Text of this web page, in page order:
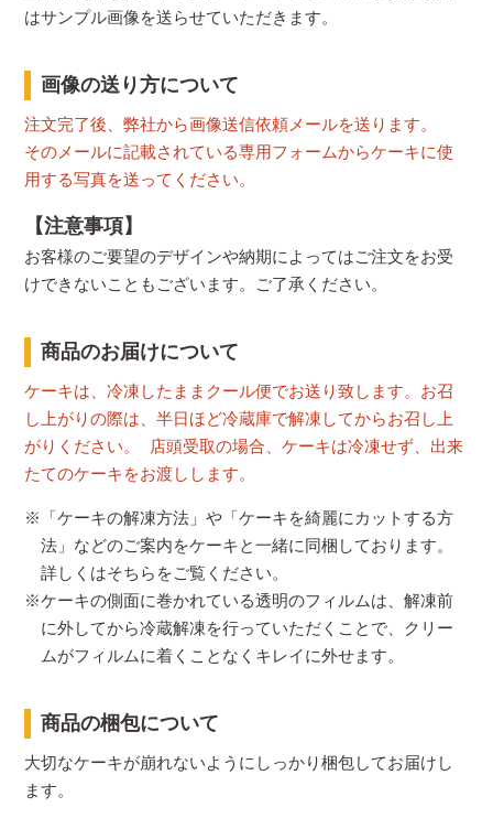
はサンプル画像を送らせていただきます。
画像の送り方について
注文完了後、弊社から画像送信依頼メールを送ります。
そのメールに記載されている専用フォームからケーキに使
用する写真を送ってください。
【注意事項】
お客様のご要望のデザインや納期によってはご注文をお受
けできないこともございます。ご了承ください。
商品のお届けについて
ケーキは、冷凍したままクール便でお送り致します。お召
し上がりの際は、半日ほど冷蔵庫で解凍してからお召し上
がりください。 店頭受取の場合、ケーキは冷凍せず、出来
たてのケーキをお渡しします。
※「ケーキの解凍方法」や「ケーキを綺麗にカットする方
法」などのご案内をケーキと一緒に同梱しております。
詳しくはそちらをご覧ください。
※ケーキの側面に巻かれている透明のフィルムは、解凍前
に外してから冷蔵解凍を行っていただくことで、クリー
ムがフィルムに着くことなくキレイに外せます。
商品の梱包について
大切なケーキが崩れないようにしっかり梱包してお届けし
ます。